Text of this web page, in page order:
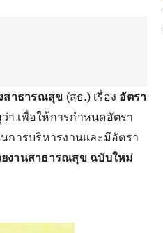
สาธารณสุข (สธ.) เรื่อง อัตรา
ว่า เพื่อให้การกําหนดอัตรา
การบริหารงานและมีอัตรา
งานสาธารณสุข ฉบับใหม่